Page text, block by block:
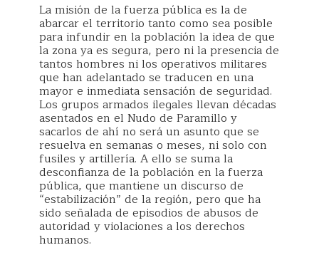
La misión de la fuerza pública es la de
abarcar el territorio tanto como sea posible
para infundir en la población la idea de que
la zona ya es segura, pero ni la presencia de
tantos hombres ni los operativos militares
que han adelantado se traducen en una
mayor e inmediata sensación de seguridad.
Los grupos armados ilegales llevan décadas
asentados en el Nudo de Paramillo y
sacarlos de ahí no será un asunto que se
resuelva en semanas o meses, ni solo con
fusiles y artillería. A ello se suma la
desconfianza de la población en la fuerza
pública, que mantiene un discurso de
“estabilización” de la región, pero que ha
sido señalada de episodios de abusos de
autoridad y violaciones a los derechos
humanos.